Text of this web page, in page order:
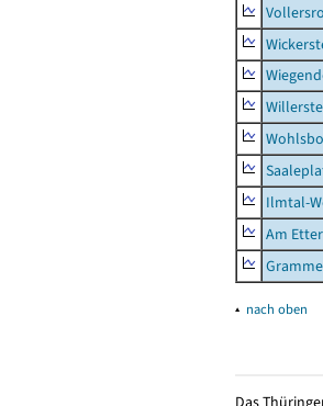
Ilmtal-
Am
▴ nach oben